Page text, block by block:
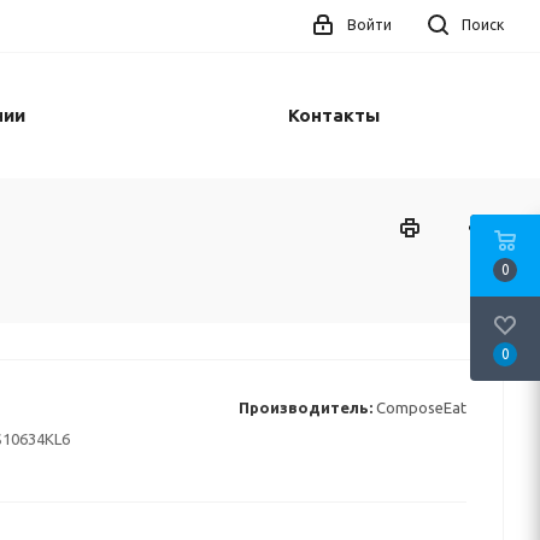
Поиск
Войти
Контакты
Производитель: ComposeEat
0
0